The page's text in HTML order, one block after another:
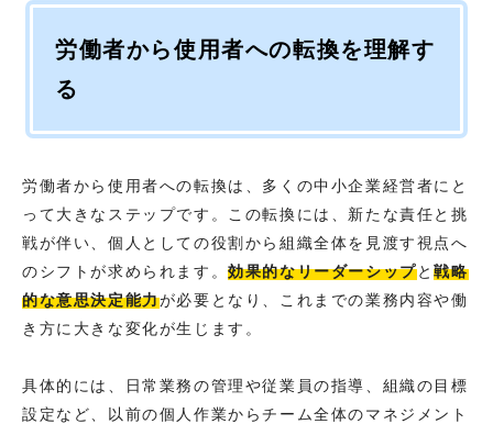
労働者から使用者への転換を理解す
る
労働者から使用者への転換は、多くの中小企業経営者にと
って大きなステップです。この転換には、新たな責任と挑
戦が伴い、個人としての役割から組織全体を見渡す視点へ
のシフトが求められます。効果的なリーダーシップと戦略
的な意思決定能力が必要となり、これまでの業務内容や働
き方に大きな変化が生じます。
具体的には、日常業務の管理や従業員の指導、組織の目標
設定など、以前の個人作業からチーム全体のマネジメント